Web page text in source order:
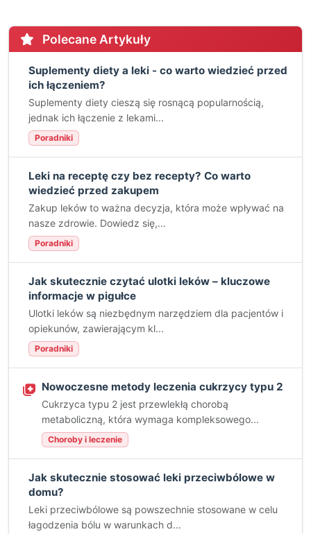
Polecane Artykuły
Suplementy diety a leki - co warto wiedzieć przed
ich łączeniem?
Suplementy diety cieszą się rosnącą popularnością,
jednak ich łączenie z lekami...
Poradniki
Leki na receptę czy bez recepty? Co warto
wiedzieć przed zakupem
Zakup leków to ważna decyzja, która może wpływać na
nasze zdrowie. Dowiedz się,...
Poradniki
Jak skutecznie czytać ulotki leków – kluczowe
informacje w pigułce
Ulotki leków są niezbędnym narzędziem dla pacjentów i
opiekunów, zawierającym kl...
Poradniki
Nowoczesne metody leczenia cukrzycy typu 2
Cukrzyca typu 2 jest przewlekłą chorobą
metaboliczną, która wymaga kompleksowego...
Choroby i leczenie
Jak skutecznie stosować leki przeciwbólowe w
domu?
Leki przeciwbólowe są powszechnie stosowane w celu
łagodzenia bólu w warunkach d...